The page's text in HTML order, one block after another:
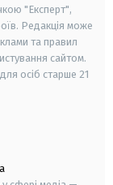
"Експерт",
Редакція може
та правил
сайтом.
осіб старше 21